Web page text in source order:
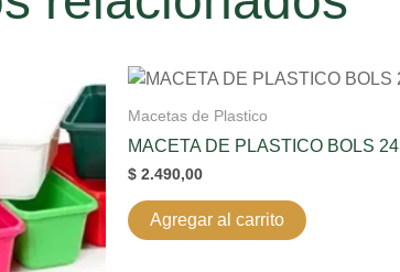
Macetas de Plastico
MACETA DE PLASTICO BOLS 24
$ 2.490,00
Agregar al carrito